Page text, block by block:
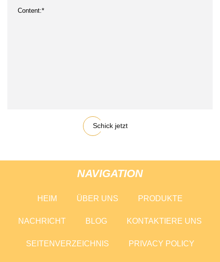
Schick jetzt
NAVIGATION
HEIM ÜBER UNS PRODUKTE
NACHRICHT BLOG KONTAKTIERE UNS
SEITENVERZEICHNIS PRIVACY POLICY